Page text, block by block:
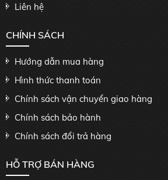
Liên hệ
CHÍNH SÁCH
Hướng dẫn mua hàng
Hình thức thanh toán
Chính sách vận chuyển giao hàng
Chính sách bảo hành
Chính sách đổi trả hàng
HỖ TRỢ BÁN HÀNG